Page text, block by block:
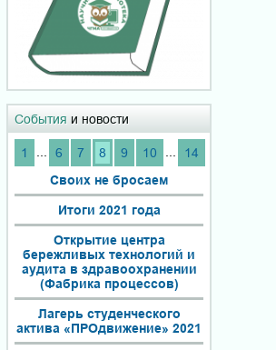
События и новости
1 ... 6 7 8 9 10 ...
14
Своих не бросаем
Итоги 2021 года
Открытие центра
бережливых технологий и
аудита в здравоохранении
(Фабрика процессов)
Лагерь студенческого
актива «ПРОдвижение» 2021